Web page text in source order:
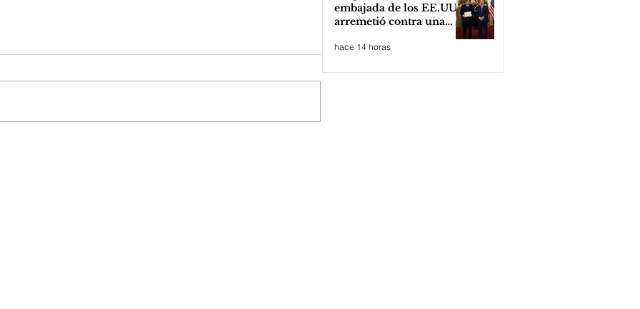
embajada de los EE.UU
arremetió contra una
hace 14 horas